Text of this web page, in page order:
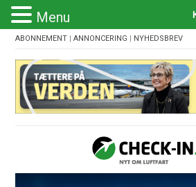
ABONNEMENT |ANNONCERING | NYHEDSBREV
Menu